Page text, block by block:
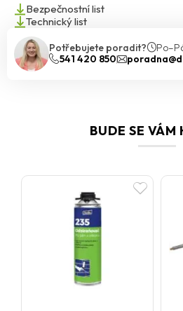
Bezpečnostní list
Technický list
Potřebujete poradit?
541 420 850
BUDE SE VÁM